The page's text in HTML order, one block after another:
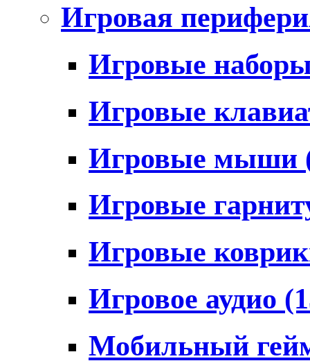
Игровая
Игровые
Игровые
Игровые мыши
Игровые
Игровые
Игровое аудио
Мобильный